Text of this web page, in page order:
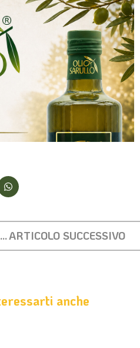
ARTICOLO PRECEDENTEARTICOLO SUCCESSIVO
anche